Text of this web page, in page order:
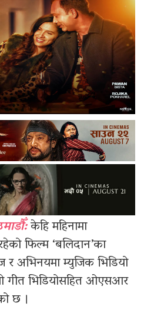
केहि महिनामा
फिल्म ‘बलिदान’का
र अभिनयमा म्युजिक भिडियो
गीत भिडियोसहित ओएसआर
छ ।